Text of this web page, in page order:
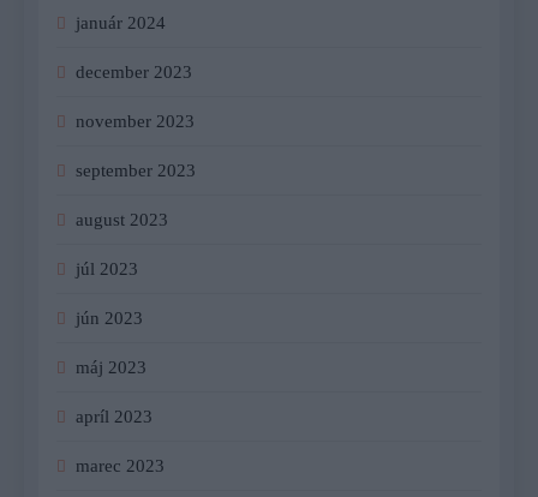
január 2024
december 2023
november 2023
september 2023
august 2023
júl 2023
jún 2023
máj 2023
apríl 2023
marec 2023